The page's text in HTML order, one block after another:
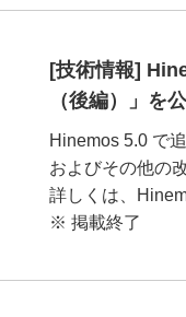
[技術情報]
（後編）」を
Hinemos 5.0 で
およびその他の
詳しくは、
※ 掲載終了